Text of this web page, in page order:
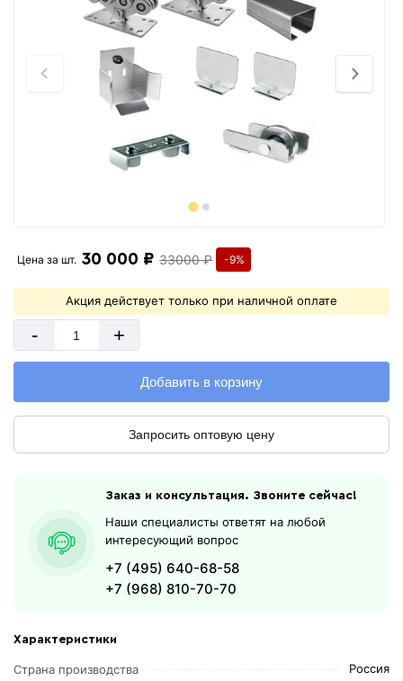
Характеристики
Страна производства
Россия
Цена за шт. 30 000 ₽ 33000 ₽ -9%
Акция действует только при наличной оплате
- +
Добавить в корзину
Запросить оптовую цену
Заказ и консультация. Звоните сейчас!
Наши специалисты ответят на любой
интересующий вопрос
+7 (495) 640-68-58
+7 (968) 810-70-70